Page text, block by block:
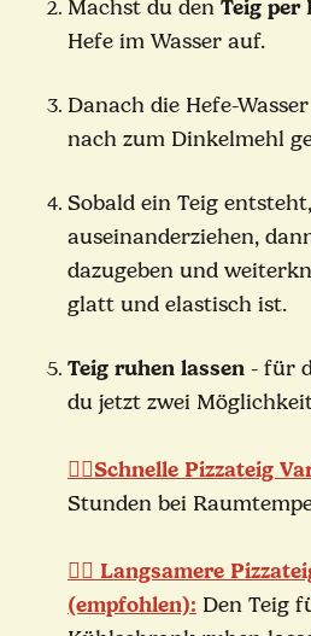
Machst du den Teig per
Hefe im Wasser auf.
Danach die Hefe-
nach zum Dinkelmehl
Sobald ein Teig
auseinanderziehen,
dazugeben und
glatt und elastisch ist.
Teig ruhen lassen - für
du jetzt zwei
🏃‍♂️Schnelle Pizzateig
Stunden bei
🧘‍♀️ Langsamere
(empfohlen): Den Teig